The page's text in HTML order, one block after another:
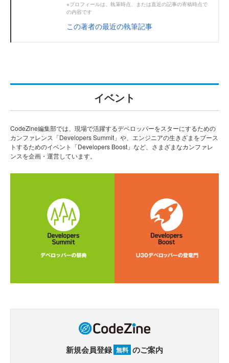
※プロフィールは、執筆時点、または直近の記事の寄稿時点で
の内容です
この著者の最近の執筆記事
イベント
CodeZine編集部では、現場で活躍するデベロッパーをスターにするための
カンファレンス「Developers Summit」や、エンジニアの生きざまをブース
トするためのイベント「Developers Boost」など、さまざまなカンファレ
ンスを企画・運営しています。
新規会員登録 無料 のご案内